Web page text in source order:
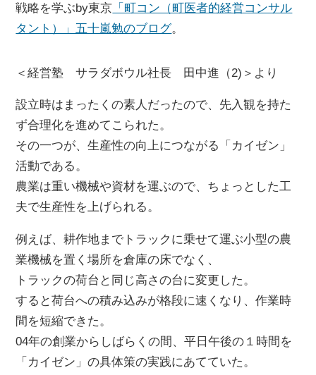
戦略を学ぶby東京 「町コン（町医者的経営コンサル
タント）」五十嵐勉のブログ。
＜経営塾 サラダボウル社長 田中進（2)＞より
設立時はまったくの素人だったので、先入観を持た
ず合理化を進めてこられた。
その一つが、生産性の向上につながる「カイゼン」
活動である。
農業は重い機械や資材を運ぶので、ちょっとした工
夫で生産性を上げられる。
例えば、耕作地までトラックに乗せて運ぶ小型の農
業機械を置く場所を倉庫の床でなく、
トラックの荷台と同じ高さの台に変更した。
すると荷台への積み込みが格段に速くなり、作業時
間を短縮できた。
04年の創業からしばらくの間、平日午後の１時間を
「カイゼン」の具体策の実践にあてていた。